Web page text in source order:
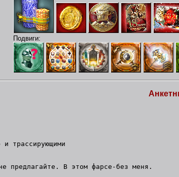
Подвиги:
трассирующими
предлагайте. В этом фарсе-без меня.